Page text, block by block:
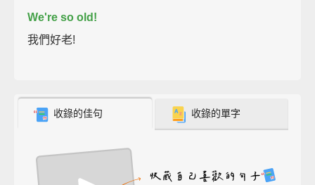
We're so old!
我們好老!
收錄的佳句 收錄的單字